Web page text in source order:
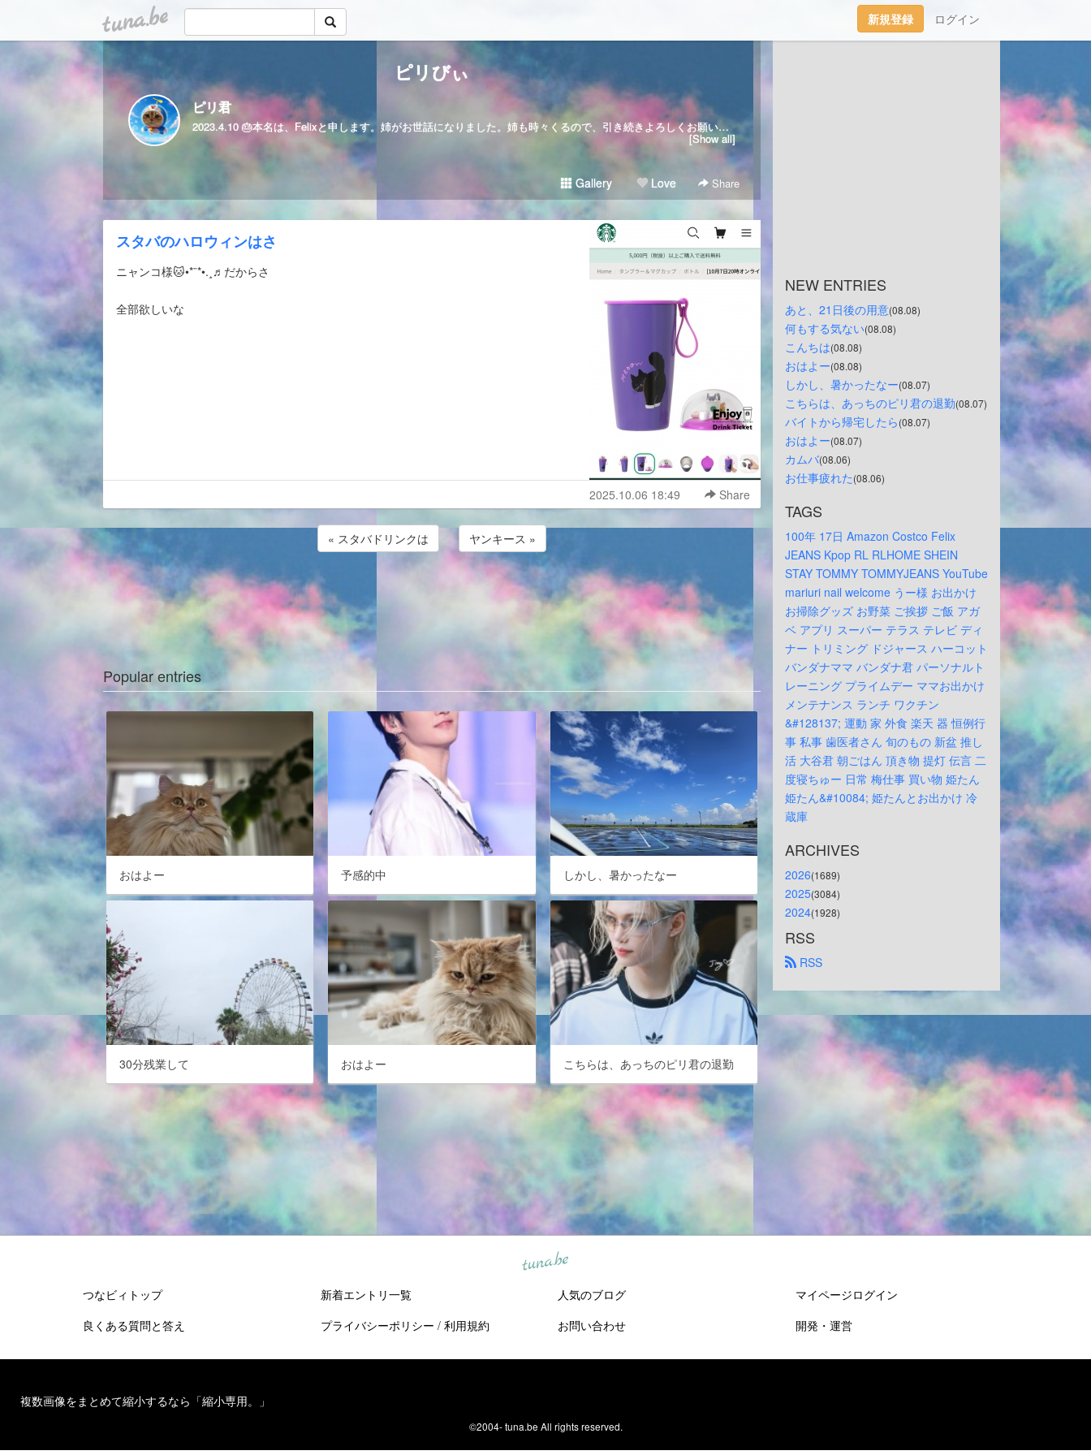
tuna.be 新規登録 ログイン
ピリびぃ
ピリ君
2023.4.10 🎂本名は、Felixと申します。姉がお世話になりました。姉も時々くるので、引き続きよろしくお願い致します。🤗
[Show all]
Gallery Love Share
スタバのハロウィンはさ
ニャンコ様🐱•*¨*•.¸♬︎だからさ
全部欲しいな
2025.10.06 18:49 Share
« スタバドリンクは ヤンキース »
Popular entries
おはよー 予感的中 しかし、暑かったなー
30分残業して おはよー こちらは、あっちのピリ君の退勤
NEW ENTRIES
あと、21日後の用意(08.08)
何もする気ない(08.08)
こんちは(08.08)
おはよー(08.08)
しかし、暑かったなー(08.07)
こちらは、あっちのピリ君の退勤(08.07)
バイトから帰宅したら(08.07)
おはよー(08.07)
カムバ(08.06)
お仕事疲れた(08.06)
TAGS
100年 17日 Amazon Costco Felix
JEANS Kpop RL RLHOME SHEIN
STAY TOMMY TOMMYJEANS YouTube
mariuri nail welcome うー様 お出かけ
お掃除グッズ お野菜 ご挨拶 ご飯 アガ
ベ アプリ スーパー テラス テレビ ディ
ナー トリミング ドジャース ハーコット
バンダナママ バンダナ君 パーソナルト
レーニング プライムデー ママお出かけ
メンテナンス ランチ ワクチン
&#128137; 運動 家 外食 楽天 器 恒例行
事 私事 歯医者さん 旬のもの 新盆 推し
活 大谷君 朝ごはん 頂き物 提灯 伝言 二
度寝ちゅー 日常 梅仕事 買い物 姫たん
姫たん&#10084; 姫たんとお出かけ 冷
蔵庫
ARCHIVES
2026(1689)
2025(3084)
2024(1928)
RSS
RSS
tuna.be
つなビィトップ 新着エントリ一覧 人気のブログ
マイページログイン
良くある質問と答え
プライバシーポリシー / 利用規約 お問い合わせ 開発・運営
複数画像をまとめて縮小するなら「縮小専用。」
©2004-tuna.be All rights reserved.